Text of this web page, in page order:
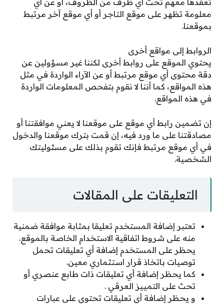
تعقدها معهم تحت أي ظرف من الظروف، أو عن أي
معلومة تظهر على موقع التاجر أو أي موقع آخر مرتبط
بموقعنا.
الروابط إلى مواقع أخرى
يحتوي الموقع على روابط أخرى لكننا غير مسؤولين عن
دقة محتوى أي موقع مرتبط أو عن الآراء الواردة في مثل
هذه المواقع، كما أننا لا نقوم بتفحص المعلومات الواردة
في هذه المواقع.
إن تضمين رابط أي موقع على موقعنا لا يعني موافقتنا أو
مصادقتنا على ما ورد فيه، إن قمت بترك موقعنا والدخول
في أي موقع مرتبط فإنك تقوم بذلك على مسئوليتك
الشخصية.
التعليقات على المقالات
تعتبر إضافة المستخدم تعليقا بمثابة موافقة ضمنية
منه على شروط اتفاقية الاستخدام الخاصة بالموقع.
يحظر على المستخدم إضافة أي تعليقات تحمل
توصيات باتخاذ قرار استثماري معين.
كما يحظر إضافة أي تعليقات ذات طابع عنصري أو
تحث على التمييز العرقي .
و يحظر إضافة أي تعليقات تحتوي على عبارات